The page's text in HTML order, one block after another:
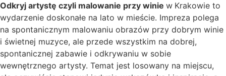
Odkryj artystę czyli malowanie przy winie w Krakowie to
wydarzenie doskonałe na lato w mieście. Impreza polega
na spontanicznym malowaniu obrazów przy dobrym winie
i świetnej muzyce, ale przede wszystkim na dobrej,
spontanicznej zabawie i odkrywaniu w sobie
wewnętrznego artysty. Temat jest losowany na miejscu,